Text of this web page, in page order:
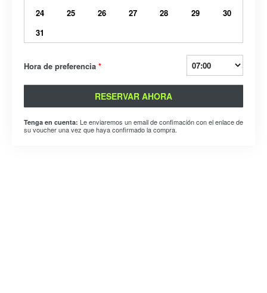
24
25 26 27 28 29
30
31
Hora de preferencia *
RESERVAR AHORA
Tenga en cuenta: Le enviaremos un email de confimación con el enlace de
su voucher una vez que haya confirmado la compra.